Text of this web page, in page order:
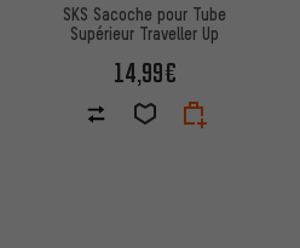
SKS Sacoche pour Tube
Supérieur Traveller Up
14,99€